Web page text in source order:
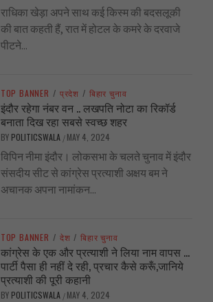
राधिका खेड़ा अपने साथ कई किस्म की बदसलूकी
की बात कहती हैं, रात में होटल के कमरे के दरवाजे
पीटने...
TOP BANNER / प्रदेश / बिहार चुनाव
इंदौर रहेगा नंबर वन .. लखपति नोटा का रिकॉर्ड
बनाता दिख रहा सबसे स्वच्छ शहर
BY POLITICSWALA / MAY 4, 2024
विपिन नीमा इंदौर। लोकसभा के चलते चुनाव में इंदौर
संसदीय सीट से कांग्रेस प्रत्याशी अक्षय बम ने
अचानक अपना नामांकन...
TOP BANNER / देश / बिहार चुनाव
कांग्रेस के एक और प्रत्याशी ने लिया नाम वापस …
पार्टी पैसा ही नहीं दे रही, प्रचार कैसे करूँ,जानिये
प्रत्याशी की पूरी कहानी
BY POLITICSWALA / MAY 4, 2024